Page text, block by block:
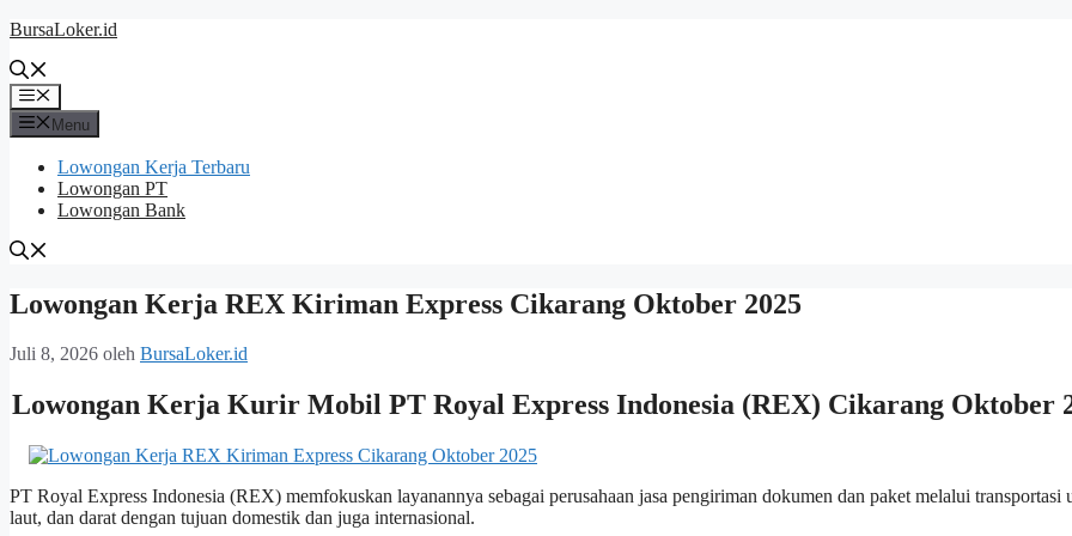
Langsung
isi
BursaLoker.id
Menu
Menu
Lowongan Kerja Terbaru
Lowongan PT
Lowongan Bank
Lowongan Kerja REX Kiriman Express Cikarang Oktober 2025
Juli 8, 2026 oleh BursaLoker.id
Lowongan Kerja Kurir Mobil PT Royal Express Indonesia (REX) Cikarang Oktober
PT Royal Express Indonesia (REX) memfokuskan layanannya sebagai perusahaan jasa pengiriman dokumen dan paket melalui transportasi
laut, dan darat dengan tujuan domestik dan juga internasional.